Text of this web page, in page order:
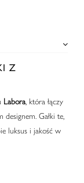
Z
Labora, która łączy
Gałki te,
luksus i jakość w